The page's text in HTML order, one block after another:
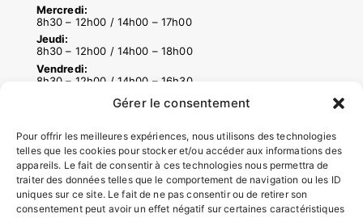
Gérer le consentement
Pour offrir les meilleures expériences, nous utilisons des technologies
telles que les cookies pour stocker et/ou accéder aux informations des
appareils. Le fait de consentir à ces technologies nous permettra de
traiter des données telles que le comportement de navigation ou les ID
uniques sur ce site. Le fait de ne pas consentir ou de retirer son
consentement peut avoir un effet négatif sur certaines caractéristiques
Mercredi:
8h30 – 12h00 / 14h00 – 17h00
Jeudi:
8h30 – 12h00 / 14h00 – 18h00
Vendredi:
8h30 – 12h00 / 14h00 – 16h30
ACCÉS RAPIDES
Contacter la mairie
Pôle santé
Le Saucatais
Formalités administratives